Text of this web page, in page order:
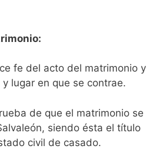
fe del acto del matrimonio y
lugar en que se contrae.
de que el matrimonio se
siendo ésta el título
civil de casado.